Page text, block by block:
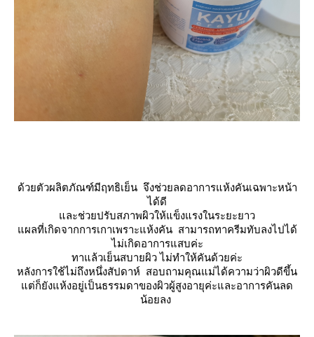
ด้วยตัวผลิตภัณฑ์มีฤทธิเย็น จึงช่วยลดอาการแห้งคันเฉพาะหน้า
ได้ดี
ละช่วยปรับสภาพผิวให้แข็งแรงในระยะยาว
ผลที่เกิดจากการเกาเพราะแห้งคัน สามารถทาครีมทับลงไปได้
ไม่เกิดอาการแสบค่ะ
ทาแล้วเย็นสบายผิว ไม่ทำให้คันด้วยค่ะ
หลังการใช้ไม่ถึงหนึ่งสัปดาห์ สอบถามคุณแม่ได้ความว่าผิวดีขึ้น
ต่ก็ยังแห้งอยู่เป็นธรรมดาของผิวผู้สูงอายุค่ะและอาการคันลด
น้อยลง